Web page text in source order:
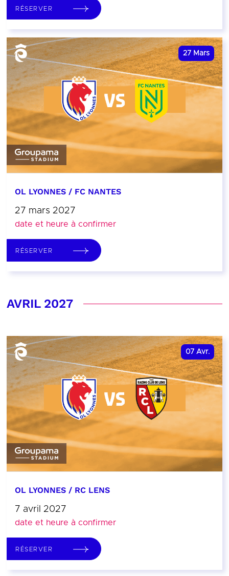
RÉSERVER
27 Mars
OL LYONNES / FC NANTES
27 mars 2027
date et heure à confirmer
RÉSERVER
AVRIL 2027
07 Avr.
OL LYONNES / RC LENS
7 avril 2027
date et heure à confirmer
RÉSERVER